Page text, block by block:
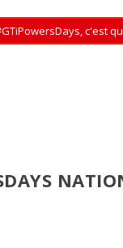
c'est